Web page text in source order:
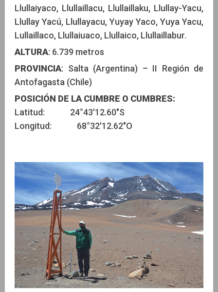
Llullaiyaco, Llullaillacu, Llullaillaku, Llullay-Yacu,
Llullay Yacú, Llullayacu, Yuyay Yaco, Yuya Yacu,
Lullaillaco, Llullaiuaco, Llullaico, Llullaillabur.
ALTURA: 6.739 metros
PROVINCIA: Salta (Argentina) – II Región de
Antofagasta (Chile)
POSICIÓN DE LA CUMBRE O CUMBRES:
Latitud: 24°43'12.60"S
Longitud: 68°32'12.62"O